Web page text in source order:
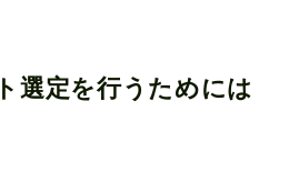
選定を行うためには